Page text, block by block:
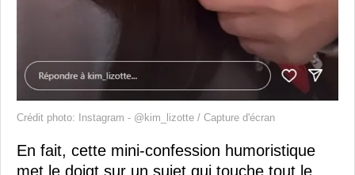
Crédit photo: Instagram - @kim_lizotte / Capture d'écran
En fait, cette mini-confession humoristique
met le doigt sur un sujet qui touche tout le